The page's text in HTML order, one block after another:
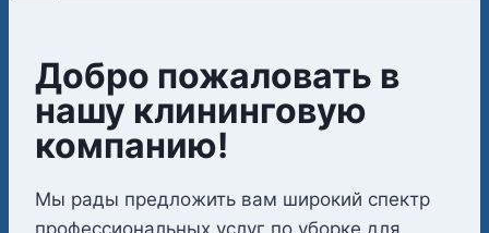
Добро пожаловать в
нашу клининговую
компанию!
Мы рады предложить вам широкий спектр